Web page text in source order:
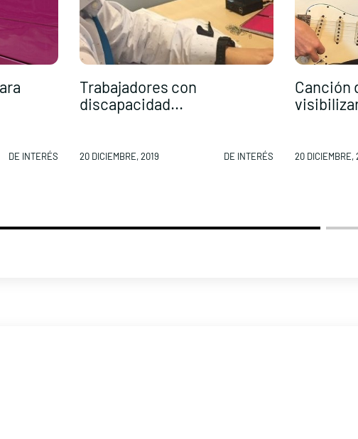
DE INTERÉS
Trabajadores con
discapacidad...
20 DICIEMBRE, 2019 DE INTERÉS
Canción
20 DICIEMBRE,